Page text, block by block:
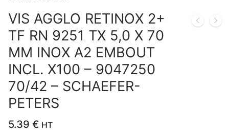
VIS AGGLO RETINOX 2+
TF RN 9251 TX 5,0 X 70
MM INOX A2 EMBOUT
INCL. X100 – 9047250
70/42 – SCHAEFER-
PETERS
5.39 € HT